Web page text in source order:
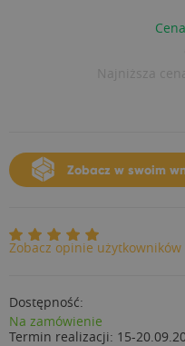
Najniższa
Zobacz w swoim
Zobacz opinie
Dostępność:
Na zamówienie
Termin realizacji: 15-